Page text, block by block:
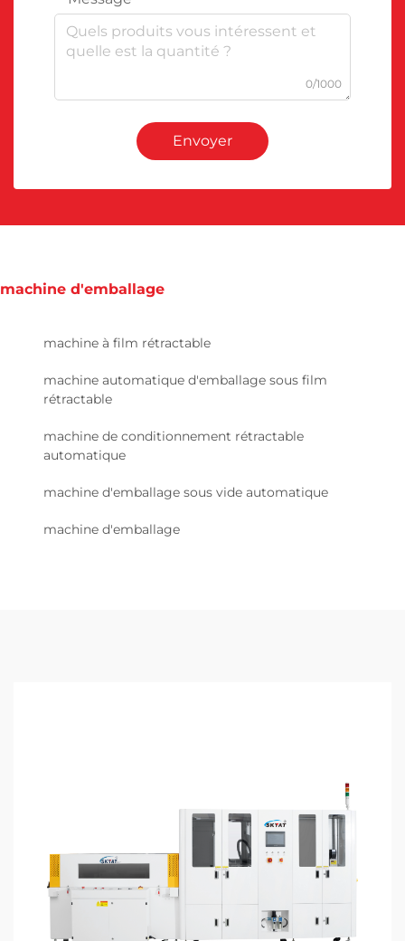
0/1000
Envoyer
machine d'emballage
machine à film rétractable
machine automatique d'emballage sous film
rétractable
machine de conditionnement rétractable
automatique
machine d'emballage sous vide automatique
machine d'emballage